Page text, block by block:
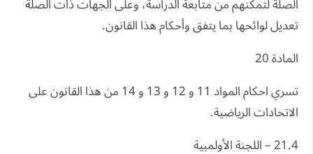
تعديل لوائحها بما يتفق وأحكام هذا القانون.
المادة 20
تسري احكام المواد 11 و 12 و 13 و 14 من هذا القانون على
الاتحادات الرياضية.
21.4 – اللجنة الأولمبية